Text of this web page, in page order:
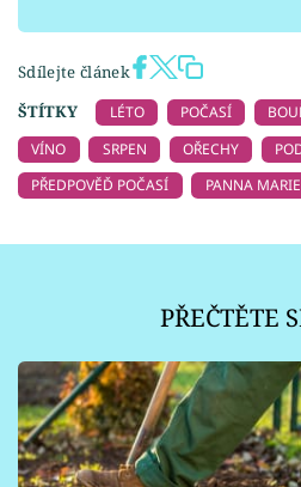
Sdílejte článek
ŠTÍTKY
LÉTO POČASÍ
VÍNO
SRPEN OŘECHY
PŘEDPOVĚĎ POČASÍ
PANNA MARIE
PŘEČTĚTE